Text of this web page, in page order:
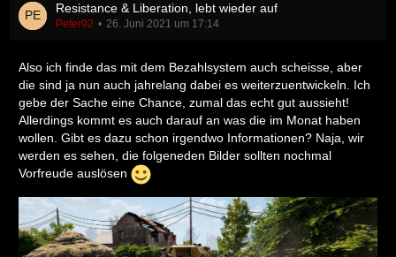
Resistance & Liberation, lebt wieder auf
Peter92 26. Juni 2021 um 17:14
Also ich finde das mit dem Bezahlsystem auch scheisse, aber
die sind ja nun auch jahrelang dabei es weiterzuentwickeln. Ich
gebe der Sache eine Chance, zumal das echt gut aussieht!
Allerdings kommt es auch darauf an was die im Monat haben
wollen. Gibt es dazu schon irgendwo Informationen? Naja, wir
werden es sehen, die folgeneden Bilder sollten nochmal
Vorfreude auslösen